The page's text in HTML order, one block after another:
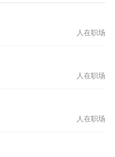
人在职场
人在职场
人在职场